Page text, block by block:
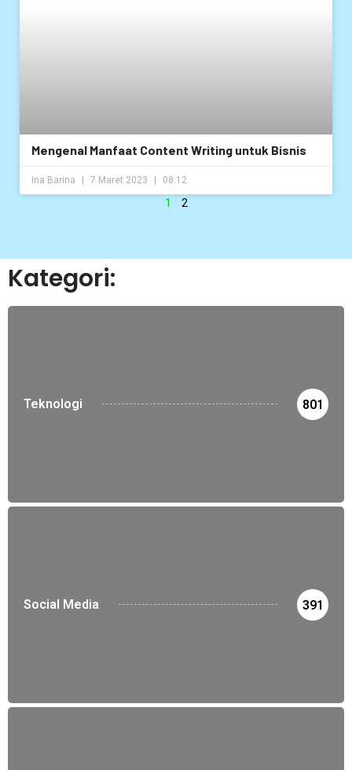
Mengenal Manfaat Content Writing untuk Bisnis
Ina Barina 7 Maret 2023 08:12
1 2
Kategori:
Teknologi 801
Social Media 391